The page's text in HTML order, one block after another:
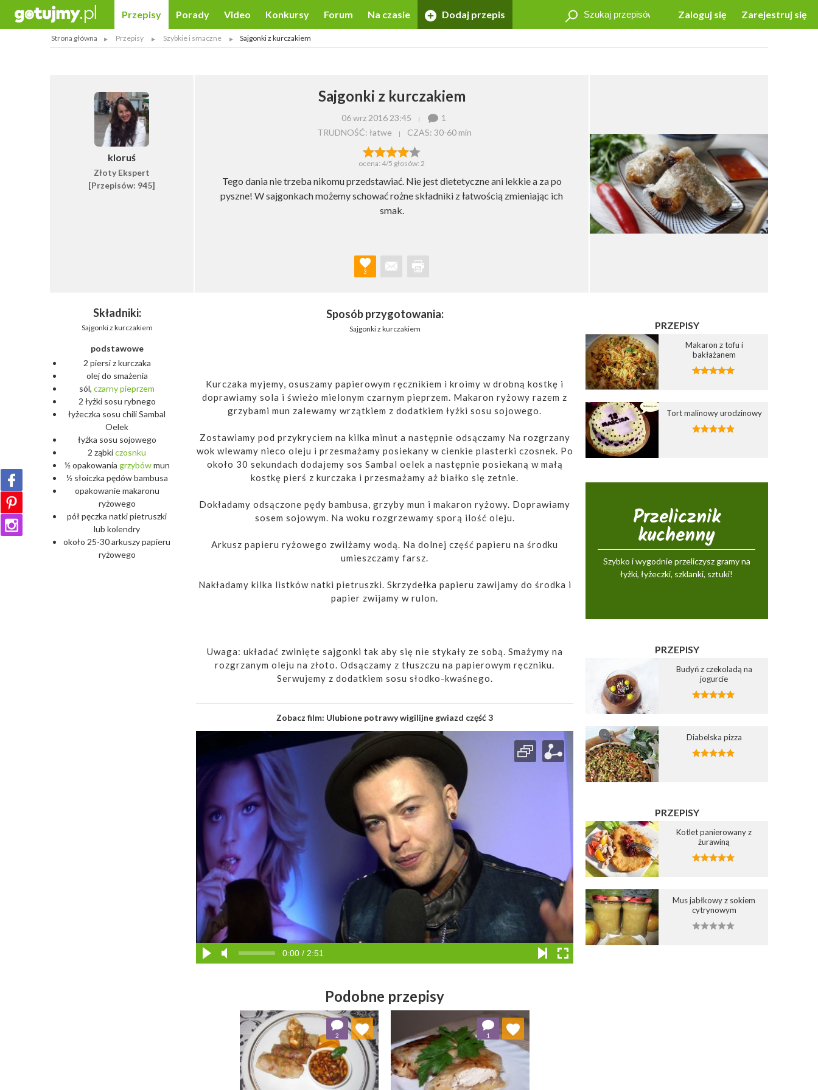
Zaloguj się Zarejestruj się
Przepisy Porady Video Konkursy Forum Na czasie Dodaj przepis
Strona główna Przepisy Szybkie i smaczne Sajgonki z kurczakiem
kloruś
Złoty Ekspert
[Przepisów: 945]
Sajgonki z kurczakiem
06 wrz 2016 23:45
1
TRUDNOŚĆ: łatwe
CZAS: 30-60 min
ocena: 4/5 głosów: 2
Tego dania nie trzeba nikomu przedstawiać. Nie jest dietetyczne ani lekkie a za po
pyszne! W sajgonkach możemy schować rożne składniki z łatwością zmieniając ich
smak.
3
Składniki:
Sajgonki z kurczakiem
podstawowe
2 piersi z kurczaka
olej do smażenia
sól, czarnypieprzem
2 łyżki sosu rybnego
łyżeczka sosu chili Sambal
Oelek
łyżka sosu sojowego
2 ząbkiczosnku
½ opakowania grzybówmun
½ słoiczka pędów bambusa
opakowanie makaronu
ryżowego
pół pęczka natki pietruszki
lub kolendry
około 25-30 arkuszy papieru
ryżowego
Sposób przygotowania:
Sajgonki z kurczakiem
Kurczaka myjemy, osuszamy papierowym ręcznikiem i kroimy w drobną kostkę i
doprawiamy sola i świeżo mielonym czarnym pieprzem. Makaron ryżowy razem z
grzybami mun zalewamy wrzątkiem z dodatkiem łyżki sosu sojowego.
Zostawiamy pod przykryciem na kilka minut a następnie odsączamy Na rozgrzany
wok wlewamy nieco oleju i przesmażamy posiekany w cienkie plasterki czosnek. Po
około 30 sekundach dodajemy sos Sambal oelek a następnie posiekaną w małą
kostkę pierś z kurczaka i przesmażamy aż białko się zetnie.
Dokładamy odsączone pędy bambusa, grzyby mun i makaron ryżowy. Doprawiamy
sosem sojowym. Na woku rozgrzewamy sporą ilość oleju.
Arkusz papieru ryżowego zwilżamy wodą. Na dolnej część papieru na środku
umieszczamy farsz.
Nakładamy kilka listków natki pietruszki. Skrzydełka papieru zawijamy do środka i
papier zwijamy w rulon.
Uwaga: układać zwinięte sajgonki tak aby się nie stykały ze sobą. Smażymy na
rozgrzanym oleju na złoto. Odsączamy z tłuszczu na papierowym ręczniku.
Serwujemy z dodatkiem sosu słodko-kwaśnego.
Zobacz film: Ulubione potrawy wigilijne gwiazd część 3
0:00 / 2:51
Podobne przepisy
2
Dodaj do ulubionych
Wybierz listę:
1
Dodaj do ulubionych
Wybierz listę:
PRZEPISY
Makaron z tofu i
bakłażanem
Tort malinowy urodzinowy
Przelicznik
kuchenny
Szybko i wygodnie przeliczysz gramy na
łyżki, łyżeczki, szklanki, sztuki!
PRZEPISY
Budyń z czekoladą na
jogurcie
Diabelska pizza
PRZEPISY
Kotlet panierowany z
żurawiną
Mus jabłkowy z sokiem
cytrynowym